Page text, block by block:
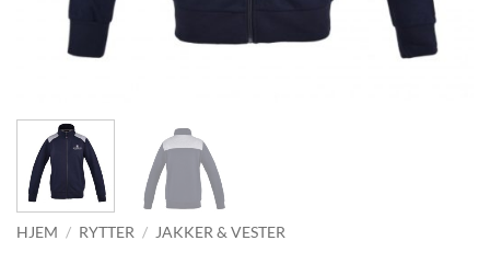
HJEM / RYTTER / JAKKER & VESTER